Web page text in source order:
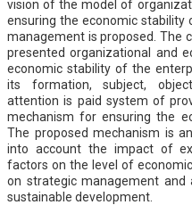
vision of the model of
ensuring the economic
management is proposed. The
presented organizational and
economic stability of the
its formation, subject,
attention is paid system of
mechanism for ensuring the
The proposed mechanism is
into account the impact of
factors on the level of
on strategic management
sustainable development.